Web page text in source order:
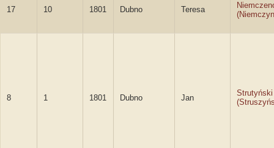
17 10 1801 Dubno Teresa
8 1 1801 Dubno Jan
Strutyński